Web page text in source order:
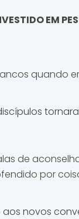
EM
quando
de
por
novos